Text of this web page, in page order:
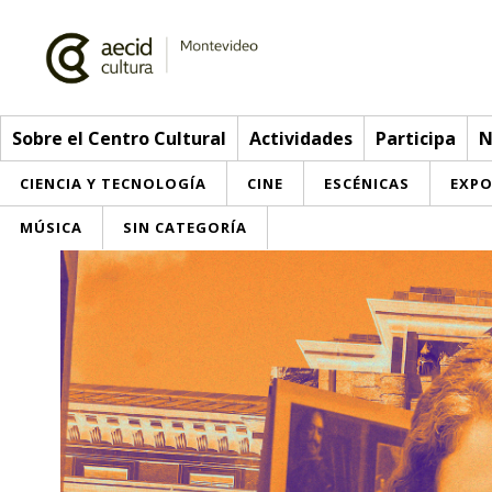
Sobre el Centro Cultural Actividades Participa
CIENCIA Y TECNOLOGÍA CINE ESCÉNICAS
MÚSICA SIN CATEGORÍA
Sobre el Centro Cultural
Red AECID
Equipo
Instalaciones
Visítanos
Actividades
> Ir a Actividades
Esta semana
Inscripciones
Participa
Envíanos tu propuesta
Buzón de sugerencias
Noticias
Convocatorias